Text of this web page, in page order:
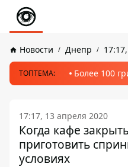
Новости Днепр
ТОПТЕМА: Более 100
17:17, 13 апреля 2020
Когда кафе
приготовить
условиях